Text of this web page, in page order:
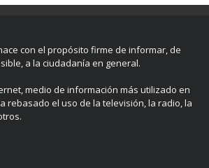
con el propósito firme de informar, de
a la ciudadanía en general.
medio de información más utilizado en
rebasado el uso de la televisión, la radio, la